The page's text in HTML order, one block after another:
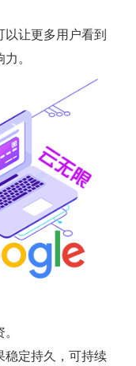
以让更多用户看到
。
稳定持久，可持续